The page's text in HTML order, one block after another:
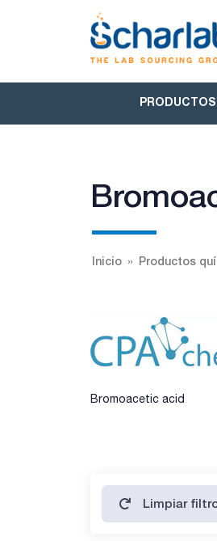
PRODUCTOS
Inicio Productos
Bromoacetic acid
Limpiar